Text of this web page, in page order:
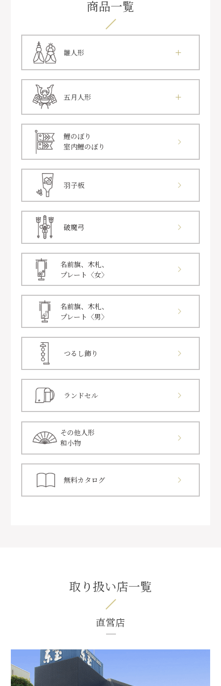
商品一覧
雛人形
五月人形
鯉のぼり
室内鯉のぼり
羽子板
破魔弓
名前旗、木札、
プレート〈女〉
名前旗、木札、
プレート〈男〉
つるし飾り
ランドセル
その他人形
和小物
無料カタログ
取り扱い店一覧
直営店